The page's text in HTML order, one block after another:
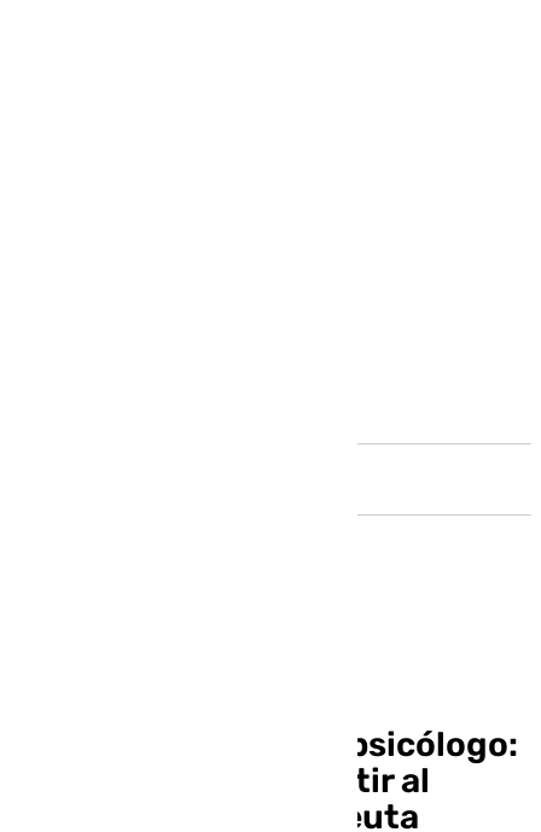
La IA no sustituye al psicólogo:
los riesgos de convertir al
ChatGPT en tu terapeuta